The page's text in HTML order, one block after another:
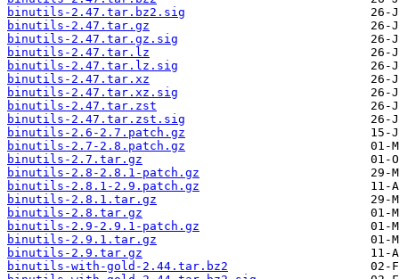
binutils-2.47.tar.bz2.sig
binutils-2.47.tar.gz
binutils-2.47.tar.gz.sig
binutils-2.47.tar.lz
binutils-2.47.tar.lz.sig
binutils-2.47.tar.xz
binutils-2.47.tar.xz.sig
binutils-2.47.tar.zst
binutils-2.47.tar.zst.sig
binutils-2.6-2.7.patch.gz
binutils-2.7-2.8.patch.gz
binutils-2.7.tar.gz
binutils-2.8-2.8.1-patch.gz
binutils-2.8.1-2.9.patch.gz
binutils-2.8.1.tar.gz
binutils-2.8.tar.gz
binutils-2.9-2.9.1-patch.gz
binutils-2.9.1.tar.gz
binutils-2.9.tar.gz
binutils-with-gold-2.44.tar.bz2